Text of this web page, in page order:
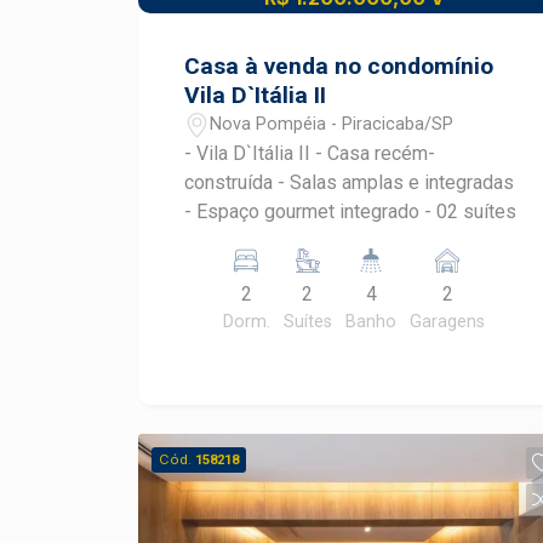
Casa à venda no condomínio
Vila D`Itália II
Nova Pompéia - Piracicaba/SP
- Vila D`Itália II - Casa recém-
construída - Salas amplas e integradas
- Espaço gourmet integrado - 02 suítes
2
Dorm.
2
Suítes
4
Banho
2
Garagens
Cód. 158218